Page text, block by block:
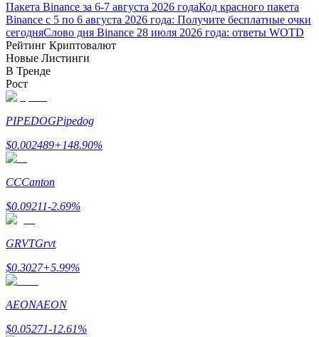
Заработок
Силовая свинья
Пакета Binance за 6-7 августа 2026 годаКод красного пакета
Binance с 5 по 6 августа 2026 года: Получите бесплатные очки
сегодняСлово дня Binance 28 июля 2026 года: ответы WOTD
Рейтинг Криптовалют
Новые Листинги
В Тренде
Рост
PIPEDOGPipedog
$0.002489+148.90%
CCCanton
$0.09211-2.69%
GRVTGrvt
$0.3027+5.99%
AEONAEON
$0.05271-12.61%